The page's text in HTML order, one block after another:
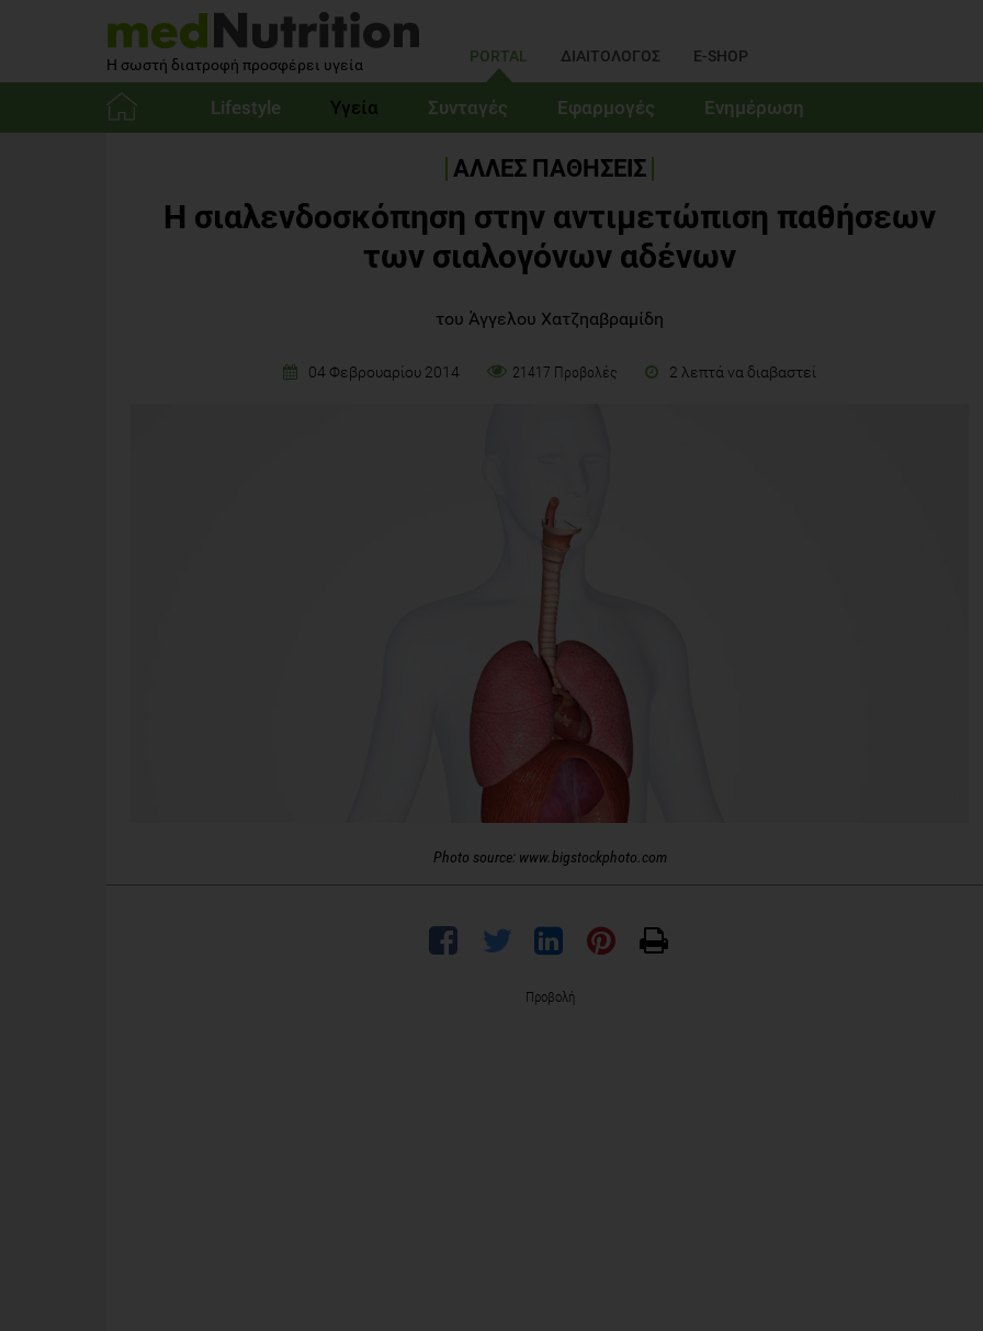
Η σωστή διατροφή προσφέρει υγεία PORTAL ΔΙΑΙΤΟΛΟΓΟΣ E-SHOP
Lifestyle Υγεία Συνταγές Εφαρμογές Ενημέρωση
ΑΛΛΕΣ ΠΑΘΗΣΕΙΣ
Η σιαλενδοσκόπηση στην αντιμετώπιση παθήσεων
των σιαλογόνων αδένων
του Άγγελου Χατζηαβραμίδη
04 Φεβρουαρίου 2014 21417 Προβολές 2 λεπτά να διαβαστεί
Photo source: www.bigstockphoto.com
Προβολή